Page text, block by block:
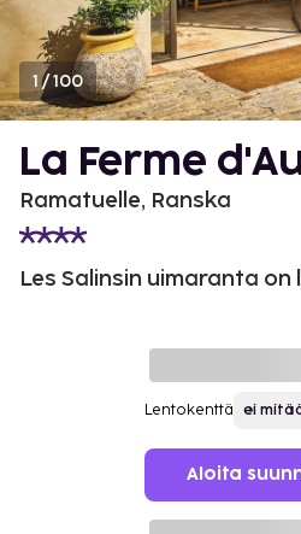
1/100
La Ferme
Ramatuelle, Ranska
Les Salinsin uimaranta on
Lentokenttä
Aloita